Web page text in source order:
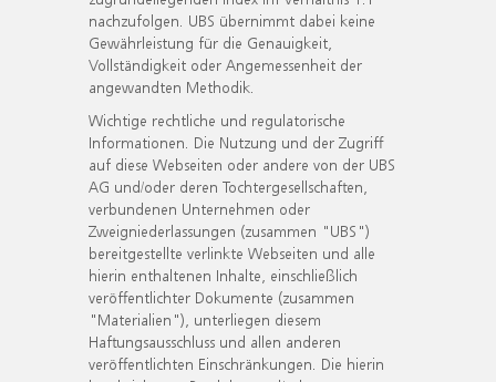
nachzufolgen. UBS übernimmt dabei keine
Gewährleistung für die Genauigkeit,
Vollständigkeit oder Angemessenheit der
angewandten Methodik.
Wichtige rechtliche und regulatorische
Informationen. Die Nutzung und der Zugriff
auf diese Webseiten oder andere von der UBS
AG und/oder deren Tochtergesellschaften,
verbundenen Unternehmen oder
Zweigniederlassungen (zusammen "UBS")
bereitgestellte verlinkte Webseiten und alle
hierin enthaltenen Inhalte, einschließlich
veröffentlichter Dokumente (zusammen
"Materialien"), unterliegen diesem
Haftungsausschluss und allen anderen
veröffentlichten Einschränkungen. Die hierin